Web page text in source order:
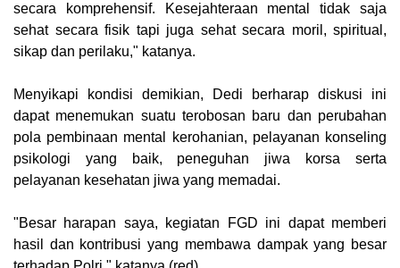
secara komprehensif. Kesejahteraan mental tidak saja
sehat secara fisik tapi juga sehat secara moril, spiritual,
sikap dan perilaku," katanya.
Menyikapi kondisi demikian, Dedi berharap diskusi ini
dapat menemukan suatu terobosan baru dan perubahan
pola pembinaan mental kerohanian, pelayanan konseling
psikologi yang baik, peneguhan jiwa korsa serta
pelayanan kesehatan jiwa yang memadai.
"Besar harapan saya, kegiatan FGD ini dapat memberi
hasil dan kontribusi yang membawa dampak yang besar